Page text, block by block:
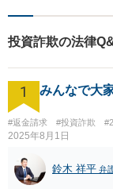
投資詐欺の法律
1 みんなで大
#返金請求 #投資詐欺
2025年8月1日
鈴木 祥平 弁